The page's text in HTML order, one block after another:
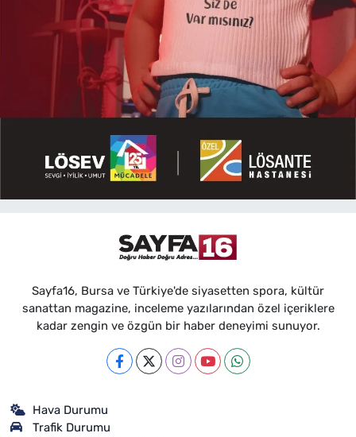
Sayfa16, Bursa ve Türkiye'de siyasetten spora, kültür
sanattan magazine, inceleme yazılarından özel içeriklere
kadar zengin ve özgün bir haber deneyimi sunuyor.
Hava Durumu
Trafik Durumu